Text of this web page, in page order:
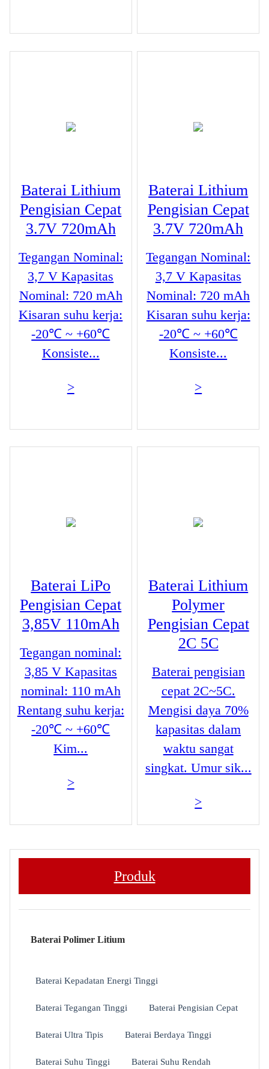
Baterai Lithium
Pengisian Cepat
3.7V 720mAh
Tegangan Nominal:
3,7 V Kapasitas
Nominal: 720 mAh
Kisaran suhu kerja:
-20℃ ~ +60℃
Konsiste...
>
Baterai Lithium
Pengisian Cepat
3.7V 720mAh
Tegangan Nominal:
3,7 V Kapasitas
Nominal: 720 mAh
Kisaran suhu kerja:
-20℃ ~ +60℃
Konsiste...
>
Baterai LiPo
Pengisian Cepat
3,85V 110mAh
Tegangan nominal:
3,85 V Kapasitas
nominal: 110 mAh
Rentang suhu kerja:
-20℃ ~ +60℃
Kim...
>
Baterai Lithium
Polymer
Pengisian Cepat
2C 5C
Baterai pengisian
cepat 2C~5C.
Mengisi daya 70%
kapasitas dalam
waktu sangat
singkat. Umur sik...
>
Produk
Baterai Polimer Litium
Baterai Kepadatan Energi Tinggi
Baterai Tegangan Tinggi Baterai Pengisian Cepat
Baterai Ultra Tipis Baterai Berdaya Tinggi
Baterai Suhu Tinggi Baterai Suhu Rendah